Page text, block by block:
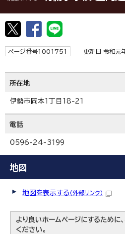
ページ番号1001751 更新日 令和元
所在地
伊勢市岡本1丁目18-21
電話
0596-24-3199
地図
地図を表示する （外部リンク）
より良いホームページにするために
ください。